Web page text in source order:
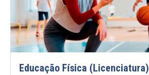
Educação Física (Licenciatura)